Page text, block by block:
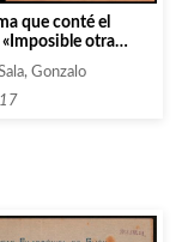
que conté el
otra
acepte y
por telefono
Gonzalo